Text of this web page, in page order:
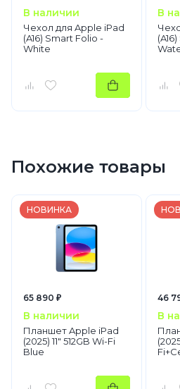
В наличии
Чехол для Apple iPad
(A16) Smart Folio -
White
В
Похожие товары
НОВИНКА
65 890 ₽
В наличии
Планшет Apple iPad
(2025) 11" 512GB Wi-Fi
Blue
46
В